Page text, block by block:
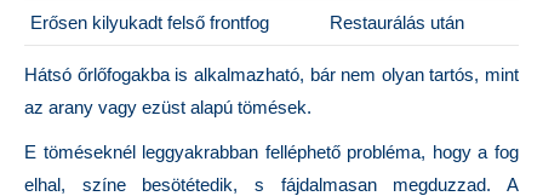
Erősen kilyukadt felső frontfog Restaurálás után
Hátsó őrlőfogakba is alkalmazható, bár nem olyan tartós, mint
az arany vagy ezüst alapú tömések.
E töméseknél leggyakrabban felléphető probléma, hogy a fog
elhal, színe besötétedik, s fájdalmasan megduzzad. A